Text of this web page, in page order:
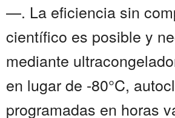
—. La eficiencia sin
científico es posible y
mediante
en lugar de -80°C,
programadas en horas